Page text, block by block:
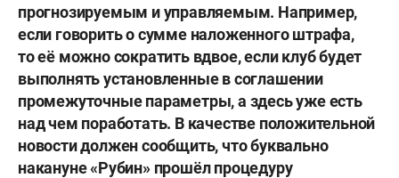
прогнозируемым и управляемым. Например,
если говорить о сумме наложенного штрафа,
то её можно сократить вдвое, если клуб будет
выполнять установленные в соглашении
промежуточные параметры, а здесь уже есть
над чем поработать. В качестве положительной
новости должен сообщить, что буквально
накануне «Рубин» прошёл процедуру